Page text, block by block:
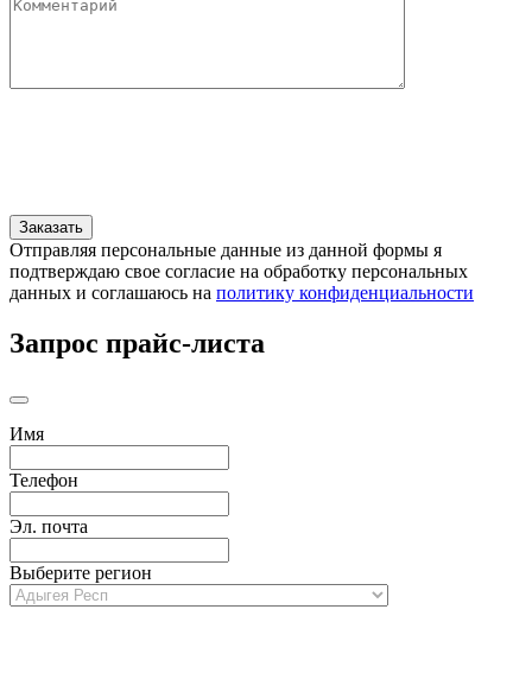
Отправляя персональные данные из данной формы я
подтверждаю свое согласие на обработку персональных
данных и соглашаюсь на политику конфиденциальности
Запрос прайс-листа
Имя
Телефон
Эл. почта
Выберите регион